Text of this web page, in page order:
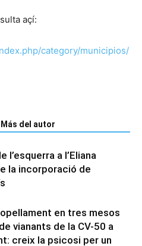
açí:
category/municipios/
Más del autor
l’esquerra a l’Eliana
la incorporació de
en tres mesos
vianants de la CV-50 a
creix la psicosi per un